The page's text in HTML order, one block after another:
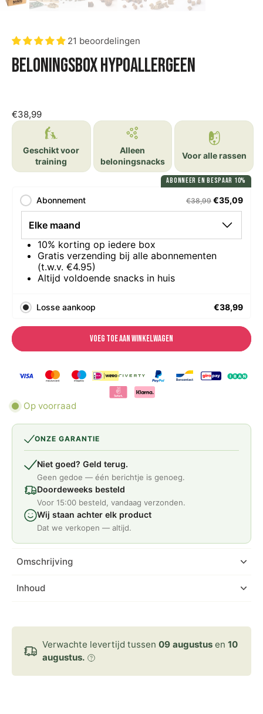
21 beoordelingen
Beloningsbox Hypoallergeen
€38,99
Geschikt voor
training
Alleen
beloningsnacks
Voor alle rassen
ABONNEER EN BESPAAR 10%
Abonnement €38,99 €35,09
10% korting op iedere box
Gratis verzending bij alle abonnementen
(t.w.v. €4.95)
Altijd voldoende snacks in huis
Losse aankoop €38,99
Voeg toe aan winkelwagen
Op voorraad
ONZE GARANTIE
Niet goed? Geld terug.
Geen gedoe — één berichtje is genoeg.
Doordeweeks besteld
Voor 15:00 besteld, vandaag verzonden.
Wij staan achter elk product
Dat we verkopen — altijd.
Omschrijving
Inhoud
Verwachte levertijd tussen 09 augustus en 10
augustus.